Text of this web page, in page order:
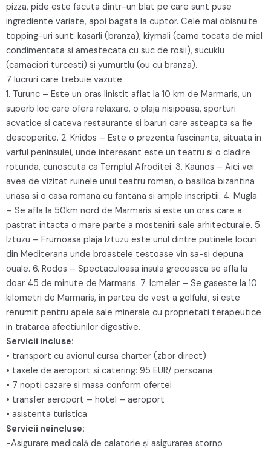
pizza, pide este facuta dintr-un blat pe care sunt puse
ingrediente variate, apoi bagata la cuptor. Cele mai obisnuite
topping-uri sunt: kasarli (branza), kiymali (carne tocata de miel
condimentata si amestecata cu suc de rosii), sucuklu
(carnaciori turcesti) si yumurtlu (ou cu branza).
7 lucruri care trebuie vazute
1. Turunc – Este un oras linistit aflat la 10 km de Marmaris, un
superb loc care ofera relaxare, o plaja nisipoasa, sporturi
acvatice si cateva restaurante si baruri care asteapta sa fie
descoperite. 2. Knidos – Este o prezenta fascinanta, situata in
varful peninsulei, unde interesant este un teatru si o cladire
rotunda, cunoscuta ca Templul Afroditei. 3. Kaunos – Aici vei
avea de vizitat ruinele unui teatru roman, o basilica bizantina
uriasa si o casa romana cu fantana si ample inscriptii. 4. Mugla
– Se afla la 50km nord de Marmaris si este un oras care a
pastrat intacta o mare parte a mostenirii sale arhitecturale. 5.
Iztuzu – Frumoasa plaja Iztuzu este unul dintre putinele locuri
din Mediterana unde broastele testoase vin sa-si depuna
ouale. 6. Rodos – Spectaculoasa insula greceasca se afla la
doar 45 de minute de Marmaris. 7. Icmeler – Se gaseste la 10
kilometri de Marmaris, in partea de vest a golfului, si este
renumit pentru apele sale minerale cu proprietati terapeutice
in tratarea afectiunilor digestive.
Servicii incluse:
• transport cu avionul cursa charter (zbor direct)
• taxele de aeroport si catering: 95 EUR/ persoana
• 7 nopti cazare si masa conform ofertei
• transfer aeroport – hotel – aeroport
• asistenta turistica
Servicii neincluse:
-Asigurare medicală de calatorie și asigurarea storno